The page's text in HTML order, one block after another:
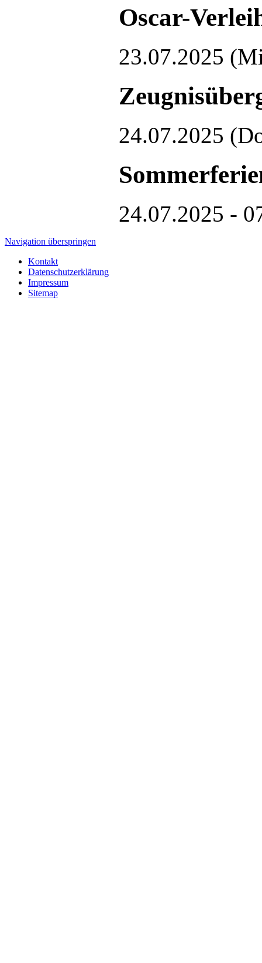
Oscar-
23.07.2025
24.07.2025
24.07.2025 -
Navigation überspringen
Kontakt
Datenschutzerklärung
Impressum
Sitemap